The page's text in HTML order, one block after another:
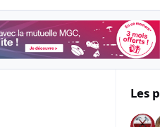
Les